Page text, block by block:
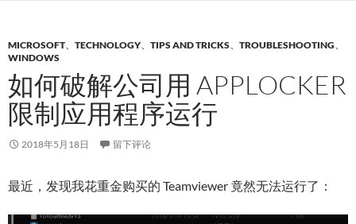
MICROSOFT、 TECHNOLOGY、 TIPS AND TRICKS、 TROUBLESHOOTING、
WINDOWS
如何破解公司用 APPLOCKER
限制应用程序运行
2018年5月18日 留下评论
最近，发现我花重金购买的 Teamviewer 竟然无法运行了：